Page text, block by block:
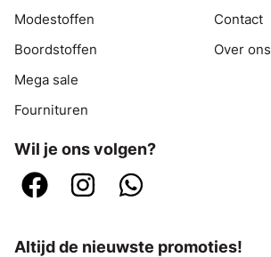
Modestoffen
Boordstoffen
Mega sale
Fournituren
Contact
Over ons
Wil je ons volgen?
Altijd de nieuwste promoties!